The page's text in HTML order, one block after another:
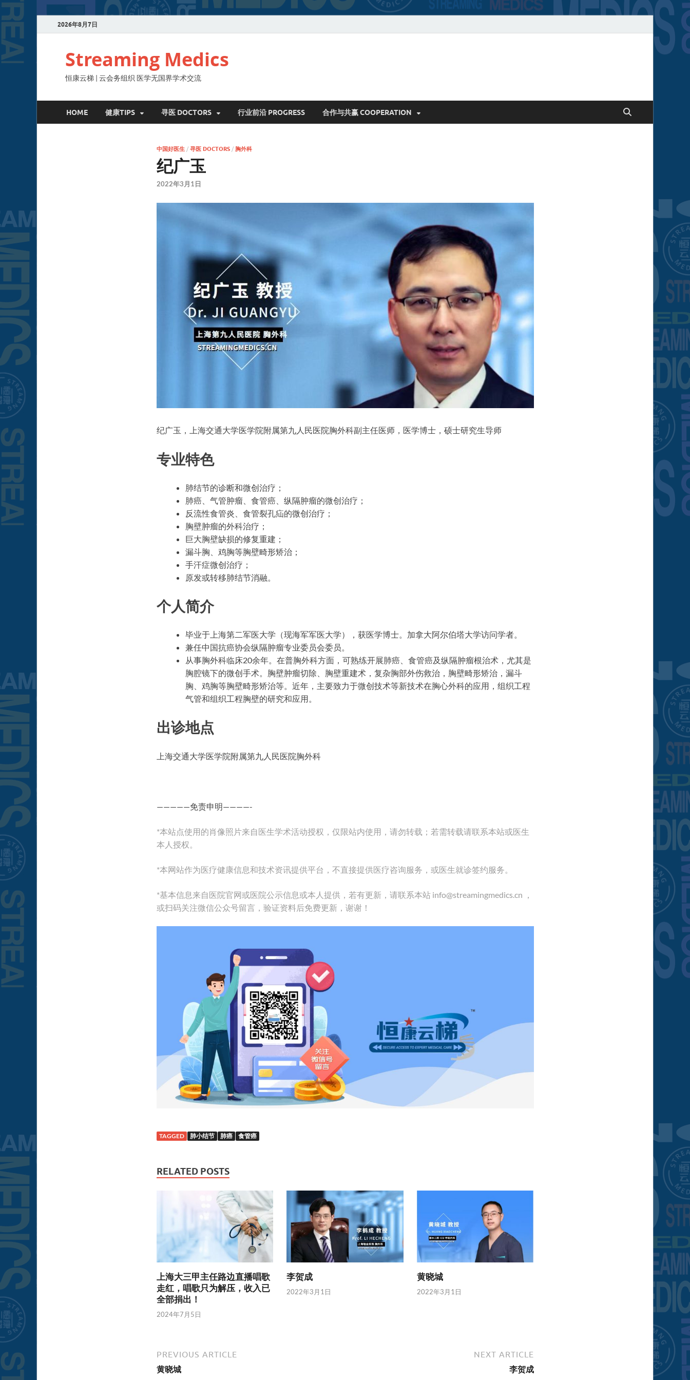
2026年8月7日
Streaming Medics
恒康云梯 | 云会务组织 医学无国界学术交流
HOME 健康TIPS 寻医 DOCTORS 行业前沿 PROGRESS 合作与共赢 COOPERATION
中国好医生/ 寻医 DOCTORS/ 胸外科
纪广玉
2022年3月1日
纪广玉，上海交通大学医学院附属第九人民医院胸外科副主任医师，医学博士，硕士研究生导师
专业特色
肺结节的诊断和微创治疗；
肺癌、气管肿瘤、食管癌、纵隔肿瘤的微创治疗；
反流性食管炎、食管裂孔疝的微创治疗；
胸壁肿瘤的外科治疗；
巨大胸壁缺损的修复重建；
漏斗胸、鸡胸等胸壁畸形矫治；
手汗症微创治疗；
原发或转移肺结节消融。
个人简介
毕业于上海第二军医大学（现海军军医大学），获医学博士。加拿大阿尔伯塔大学访问学者。
兼任中国抗癌协会纵隔肿瘤专业委员会委员。
从事胸外科临床20余年。在普胸外科方面，可熟练开展肺癌、食管癌及纵隔肿瘤根治术，尤其是
胸腔镜下的微创手术。胸壁肿瘤切除、胸壁重建术，复杂胸部外伤救治，胸壁畸形矫治，漏斗
胸、鸡胸等胸壁畸形矫治等。近年，主要致力于微创技术等新技术在胸心外科的应用，组织工程
气管和组织工程胸壁的研究和应用。
出诊地点
上海交通大学医学院附属第九人民医院胸外科
—————免责申明————-
*本站点使用的肖像照片来自医生学术活动授权，仅限站内使用，请勿转载；若需转载请联系本站或医生
本人授权。
*本网站作为医疗健康信息和技术资讯提供平台，不直接提供医疗咨询服务，或医生就诊签约服务。
*基本信息来自医院官网或医院公示信息或本人提供，若有更新，请联系本站 info@streamingmedics.cn ，
或扫码关注微信公众号留言，验证资料后免费更新，谢谢！
TAGGED 肺小结节 肺癌 食管癌
RELATED POSTS
上海大三甲主任路边直播唱歌
走红，唱歌只为解压，收入已
全部捐出！
2024年7月5日
李贺成
2022年3月1日
黄晓城
2022年3月1日
PREVIOUS ARTICLE
黄晓城
NEXT ARTICLE
李贺成